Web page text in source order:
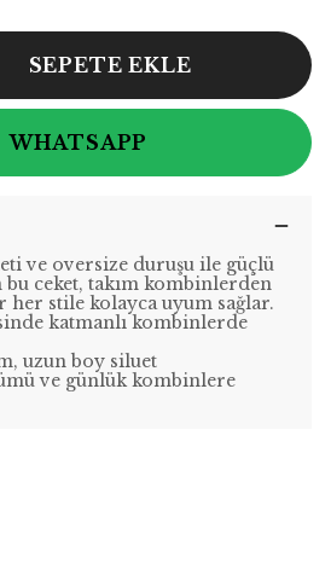
SEPETE EKLE
WHATSAPP
ve oversize duruşu ile güçlü
ceket, takım kombinlerden
her stile kolayca uyum sağlar.
katmanlı kombinlerde
uzun boy siluet
ve günlük kombinlere